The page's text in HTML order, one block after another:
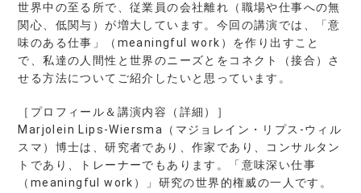
世界中の至る所で、従業員の会社離れ（職場や仕事への無
関心、低関与）が増大しています。今回の講演では、「意
味のある仕事」（meaningful work）を作り出すこと
で、私達の人間性と世界のニーズとをコネクト（接合）さ
せる方法についてご紹介したいと思っています。
［プロフィール＆講演内容（詳細）］
Marjolein Lips-Wiersma（マジョレイン・リプス-ウィル
スマ）博士は、研究者であり、作家であり、コンサルタン
トであり、トレーナーでもあります。「意味深い仕事
（meaningful work）」研究の世界的権威の一人です。